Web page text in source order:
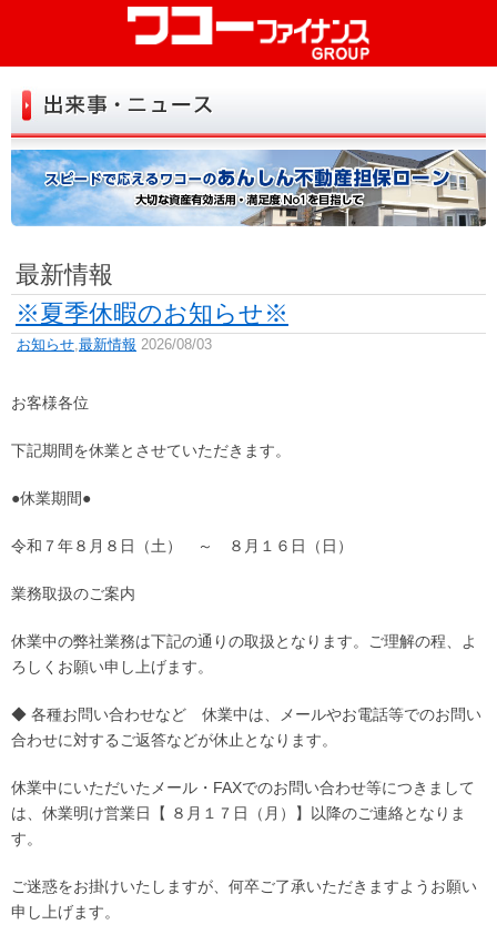
初めての方へ
お申込み
よくある質問
お役立ち情報
店舗一覧
トップ
リンク お問い合せ
最新情報
※夏季休暇のお知らせ※
お知らせ,最新情報 2026/08/03
お客様各位
下記期間を休業とさせていただきます。
●休業期間●
令和７年８月８日（土） ～ ８月１６日（日）
業務取扱のご案内
休業中の弊社業務は下記の通りの取扱となります。ご理解の程、よ
ろしくお願い申し上げます。
◆ 各種お問い合わせなど 休業中は、メールやお電話等でのお問い
合わせに対するご返答などが休止となります。
休業中にいただいたメール・FAXでのお問い合わせ等につきまして
は、休業明け営業日【 ８月１７日（月）】以降のご連絡となりま
す。
ご迷惑をお掛けいたしますが、何卒ご了承いただきますようお願い
申し上げます。